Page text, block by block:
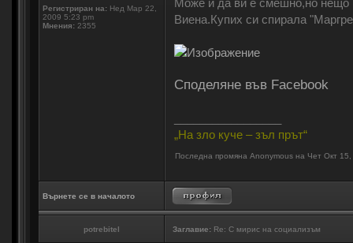
Регистриран на: Нед Мар 22,
2009 5:23 pm
Мнения: 2355
Може и да ви е смешно,но нещо
Виена.Купих си спирала
Споделяне във Facebook
„На зло куче – зъл прът“
Последна промяна Anonymous на Чет Окт
Върнете се в началото
potrebitel Заглавие: Re: С мирис на социализъм